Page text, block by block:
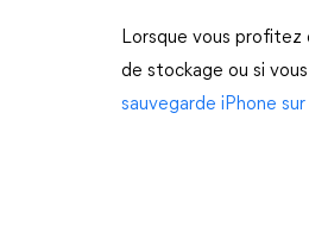
Lorsque vous profitez
de stockage ou si
sauvegarde iPhone